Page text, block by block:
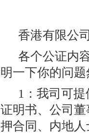
香港有限公
各个公证内容
明一下你的问
1：我司可提
证明书、公司
押合同、内地